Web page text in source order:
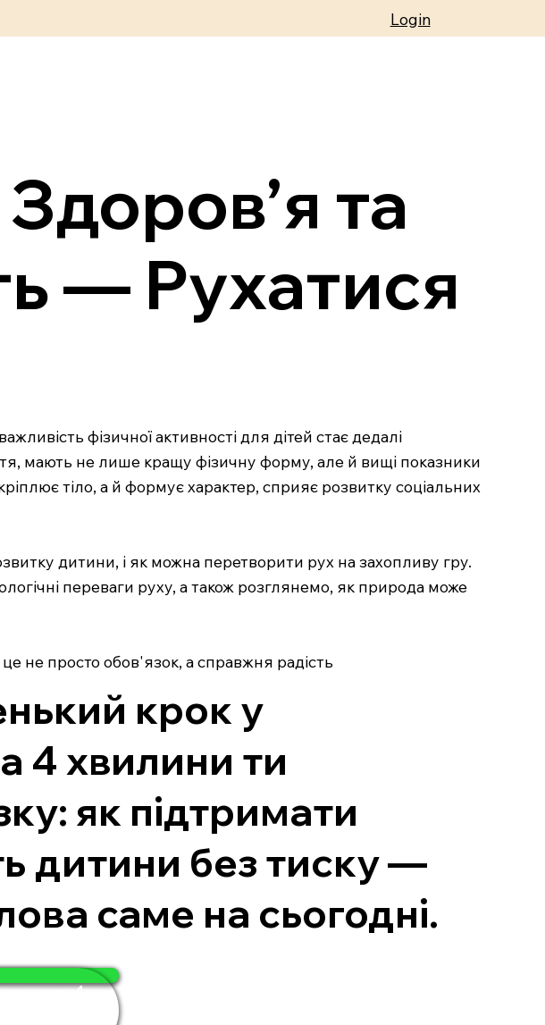
Login
та
— Рухатися
фізичної активності для дітей стає дедалі
мають не лише кращу фізичну форму, але й вищі показники
тіло, а й формує характер, сприяє розвитку соціальних
дитини, і як можна перетворити рух на захопливу гру.
переваги руху, а також розглянемо, як природа може
не просто обов'язок, а справжня радість
крок у
4 хвилини ти
як підтримати
дитини без тиску —
саме на сьогодні.
за 4